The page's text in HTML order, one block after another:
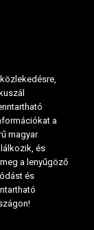
a
magyar
és
a lenyűgöző
és